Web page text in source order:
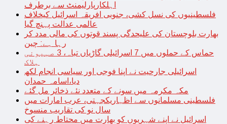
اہلکارپارلیمنٹ سے برطرف
فلسطینیوں کی نسل کشی، جنوبی افریقہ اسرائیل کیخلاف
عالمی عدالت پہنچ گیا
بھارت بلوچستان کی علیحدگی پسند قوتوں کی مالی مدد کر
رہا ہے: چین
حماس کے حملوں میں 7 اسرائیلی گاڑیاں تباہ، 3 صہیونی
ہلاک
اسرائیلی جارحیت نے اپنا فوجی اور سیاسی انجام لکھ
دیا،اسامہ حمدان
مکہ مکرمہ میں سونے کے متعدد نئے ذخائر مل گئے
فلسطینی مسلمانوں سے اظہاریکجہتی، عرب امارات میں
سال نو کی تقاریب منسوخ
اسرائیل نے اپنے شہریوں کو بھارت میں محتاط رہنے کی